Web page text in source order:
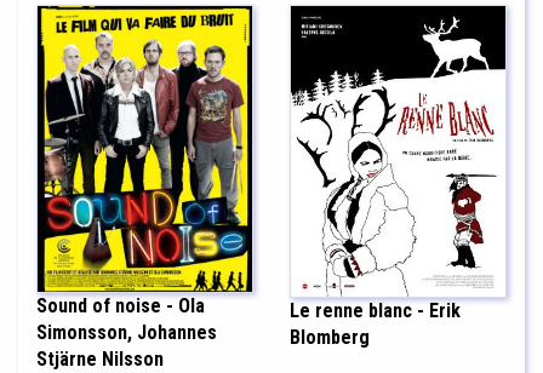
Sound of noise - Ola
Simonsson, Johannes
Stjärne Nilsson
Le renne blanc - Erik
Blomberg